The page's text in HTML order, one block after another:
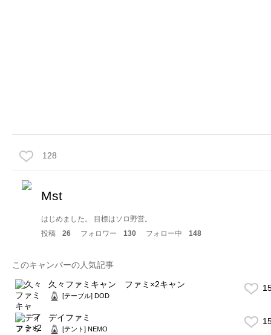
128
Mst
はじめました。 目標はソロ野営。
投稿
26 フォロワー 130 フォロー中 148
このキャンパーの人気記事
久々ファミキャン ファミ×2キャン
[テーブル] DOD
デイファミ
[テント] NEMO